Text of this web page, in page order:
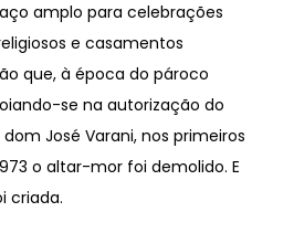
amplo para celebrações
e casamentos
que, à época do pároco
se na autorização do
José Varani, nos primeiros
o altar-mor foi demolido. E
criada.